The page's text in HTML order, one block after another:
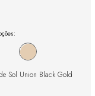
Sol Union Black Gold